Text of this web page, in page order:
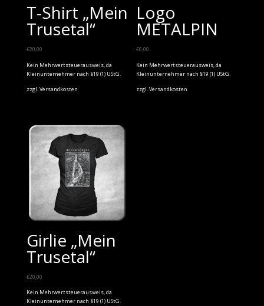
T-Shirt „Mein
Trusetal“
€20,00
Kein Mehrwertsteuerausweis, da
Kleinunternehmer nach §19 (1) UStG.
zzgl.Versandkosten
Logo
METALPIN
€6,00
Kein Mehrwertsteuerausweis, da
Kleinunternehmer nach §19 (1) UStG.
zzgl.Versandkosten
Girlie „Mein
Trusetal“
€20,00
Kein Mehrwertsteuerausweis, da
Kleinunternehmer nach §19 (1) UStG.